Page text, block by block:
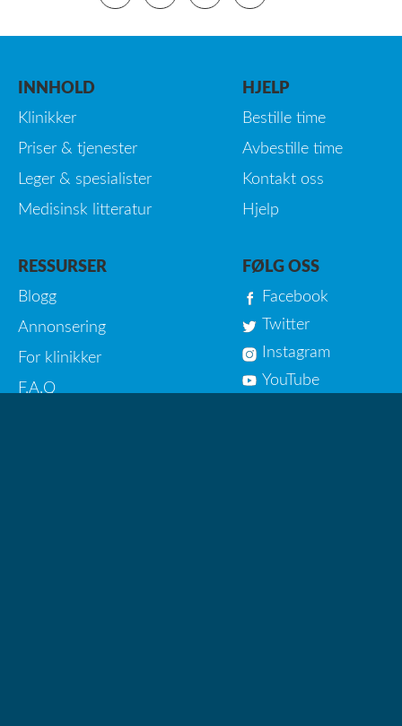
INNHOLD
Klinikker
Priser & tjenester
Leger & spesialister
Medisinsk litteratur
HJELP
Bestille time
Avbestille time
Kontakt oss
Hjelp
RESSURSER
Blogg
Annonsering
For klinikker
F.A.Q
FØLG OSS
Facebook
Twitter
Instagram
YouTube